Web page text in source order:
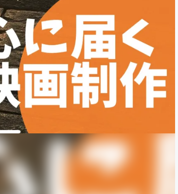
チャレンジ ビ
CAMPFIRE for Social Good CAMPFIRE
CAMPFIREふるさと納税
machi-yaコミ